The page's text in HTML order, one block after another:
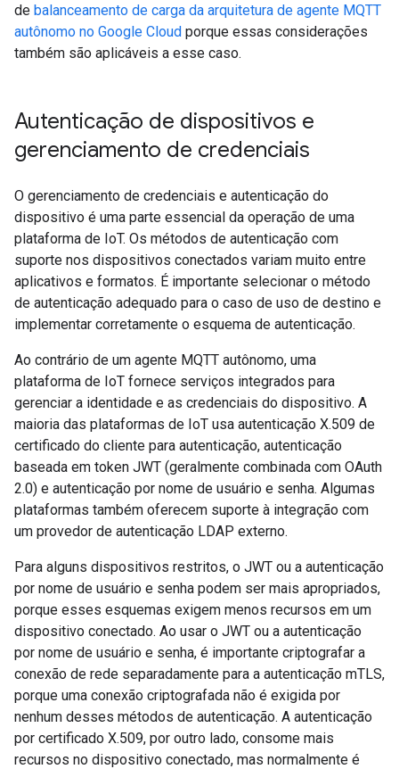
de balanceamento de carga da arquitetura de agente MQTT
autônomo no Google Cloud porque essas considerações
também são aplicáveis a esse caso.
Autenticação de dispositivos e
gerenciamento de credenciais
O gerenciamento de credenciais e autenticação do
dispositivo é uma parte essencial da operação de uma
plataforma de IoT. Os métodos de autenticação com
suporte nos dispositivos conectados variam muito entre
aplicativos e formatos. É importante selecionar o método
de autenticação adequado para o caso de uso de destino e
implementar corretamente o esquema de autenticação.
Ao contrário de um agente MQTT autônomo, uma
plataforma de IoT fornece serviços integrados para
gerenciar a identidade e as credenciais do dispositivo. A
maioria das plataformas de IoT usa autenticação X.509 de
certificado do cliente para autenticação, autenticação
baseada em token JWT (geralmente combinada com OAuth
2.0) e autenticação por nome de usuário e senha. Algumas
plataformas também oferecem suporte à integração com
um provedor de autenticação LDAP externo.
Para alguns dispositivos restritos, o JWT ou a autenticação
por nome de usuário e senha podem ser mais apropriados,
porque esses esquemas exigem menos recursos em um
dispositivo conectado. Ao usar o JWT ou a autenticação
por nome de usuário e senha, é importante criptografar a
conexão de rede separadamente para a autenticação mTLS,
porque uma conexão criptografada não é exigida por
nenhum desses métodos de autenticação. A autenticação
por certificado X.509, por outro lado, consome mais
recursos no dispositivo conectado, mas normalmente é